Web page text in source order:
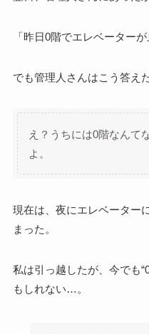
「昨日0階でエレベーター
でも管理人さんはこう答えた
え？うちには0階なんて
よ。
現在は、夜にエレベーター
まった。
私は引っ越したが、今でも
もしれない…。